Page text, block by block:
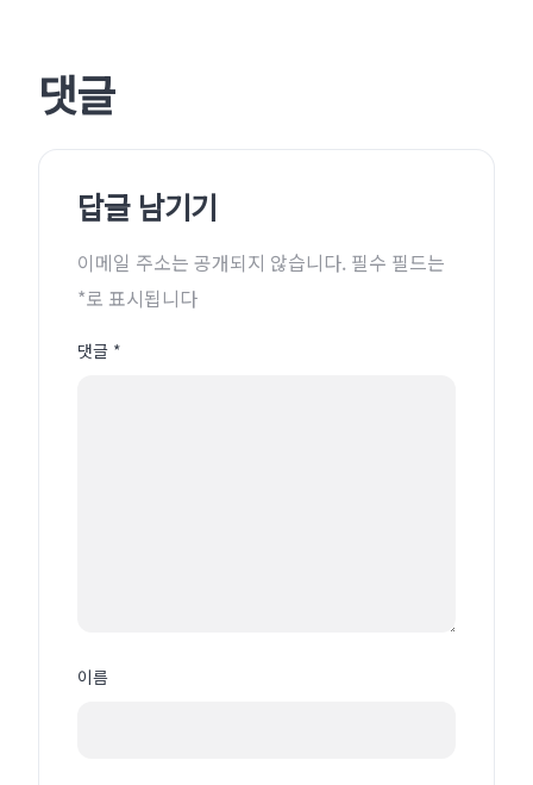
댓글
답글 남기기
이메일 주소는 공개되지 않습니다. 필수 필드는
*로 표시됩니다
댓글 *
이름